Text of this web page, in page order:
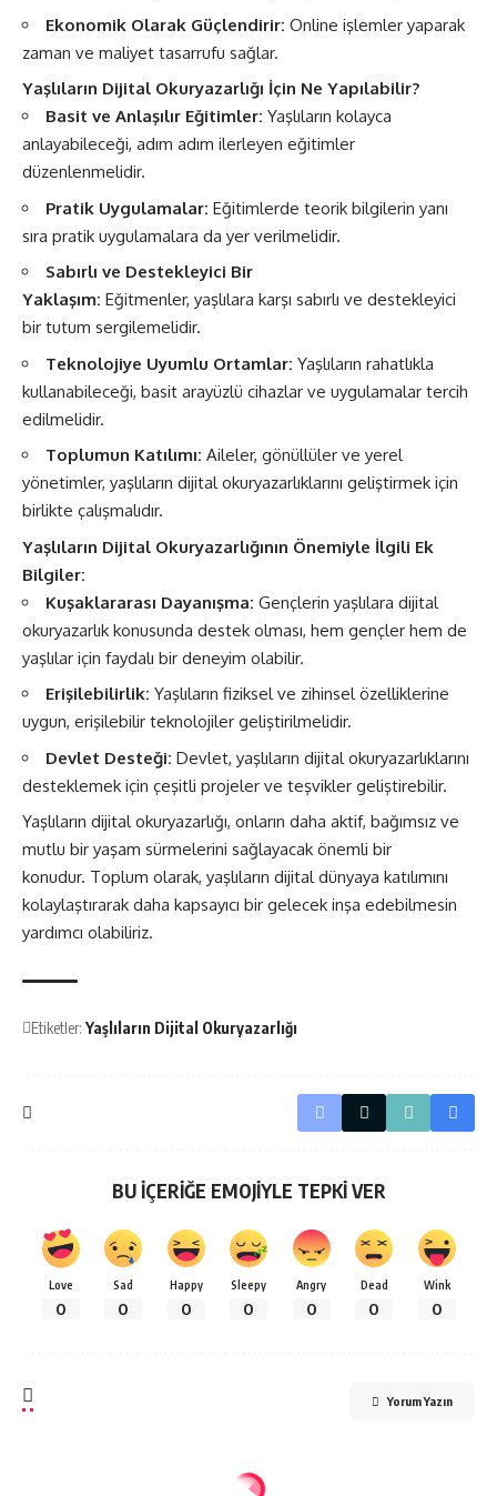
Ekonomik Olarak Güçlendirir: Online işlemler yaparak
zaman ve maliyet tasarrufu sağlar.
Yaşlıların Dijital Okuryazarlığı İçin Ne Yapılabilir?
Basit ve Anlaşılır Eğitimler: Yaşlıların kolayca
anlayabileceği, adım adım ilerleyen eğitimler
düzenlenmelidir.
Pratik Uygulamalar: Eğitimlerde teorik bilgilerin yanı
sıra pratik uygulamalara da yer verilmelidir.
Sabırlı ve Destekleyici Bir
Yaklaşım: Eğitmenler, yaşlılara karşı sabırlı ve destekleyici
bir tutum sergilemelidir.
Teknolojiye Uyumlu Ortamlar: Yaşlıların rahatlıkla
kullanabileceği, basit arayüzlü cihazlar ve uygulamalar tercih
edilmelidir.
Toplumun Katılımı: Aileler, gönüllüler ve yerel
yönetimler, yaşlıların dijital okuryazarlıklarını geliştirmek için
birlikte çalışmalıdır.
Yaşlıların Dijital Okuryazarlığının Önemiyle İlgili Ek
Bilgiler:
Kuşaklararası Dayanışma: Gençlerin yaşlılara dijital
okuryazarlık konusunda destek olması, hem gençler hem de
yaşlılar için faydalı bir deneyim olabilir.
Erişilebilirlik: Yaşlıların fiziksel ve zihinsel özelliklerine
uygun, erişilebilir teknolojiler geliştirilmelidir.
Devlet Desteği: Devlet, yaşlıların dijital okuryazarlıklarını
desteklemek için çeşitli projeler ve teşvikler geliştirebilir.
Yaşlıların dijital okuryazarlığı, onların daha aktif, bağımsız ve
mutlu bir yaşam sürmelerini sağlayacak önemli bir
konudur. Toplum olarak, yaşlıların dijital dünyaya katılımını
kolaylaştırarak daha kapsayıcı bir gelecek inşa edebilmesin
yardımcı olabiliriz.
Etiketler: Yaşlıların Dijital Okuryazarlığı
BU İÇERİĞE EMOJİYLE TEPKİ VER
Love
0
Sad
0
Happy
0
Sleepy
0
Angry
0
Dead
0
Wink
0
Yorum Yazın